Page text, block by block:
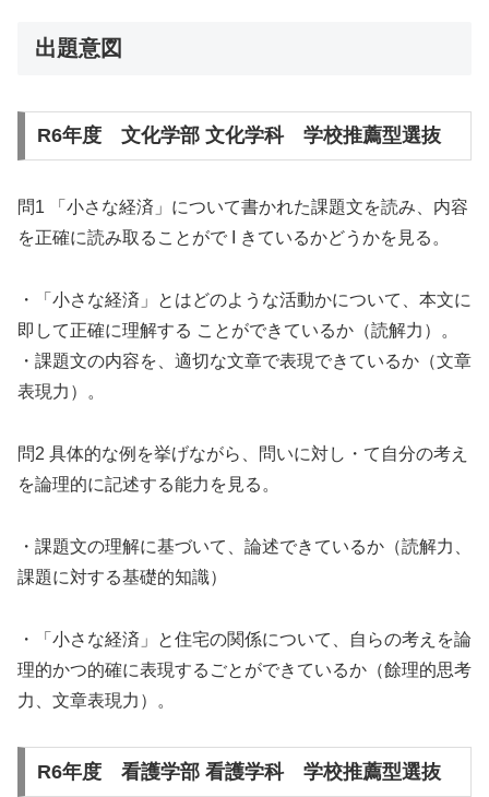
出題意図
R6年度 文化学部 文化学科 学校推薦型選抜
問1 「小さな経済」について書かれた課題文を読み、内容
を正確に読み取ることがで I きているかどうかを見る。
・「小さな経済」とはどのような活動かについて、本文に
即して正確に理解する ことができているか（読解力）。
・課題文の内容を、適切な文章で表現できているか（文章
表現力）。
問2 具体的な例を挙げながら、問いに対し・て自分の考え
を論理的に記述する能力を見る。
・課題文の理解に基づいて、論述できているか（読解力、
課題に対する基礎的知識）
・「小さな経済」と住宅の関係について、自らの考えを論
理的かつ的確に表現するごとができているか（餘理的思考
力、文章表現力）。
R6年度 看護学部 看護学科 学校推薦型選抜